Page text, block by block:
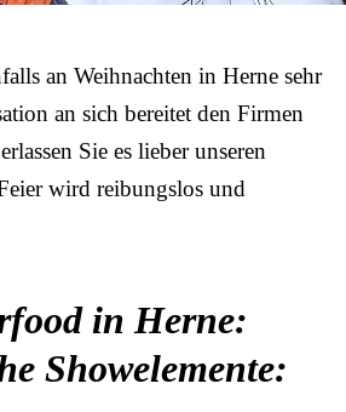
an Weihnachten in Herne sehr
an sich bereitet den Firmen
Sie es lieber unseren
wird reibungslos und
in Herne:
Showelemente: